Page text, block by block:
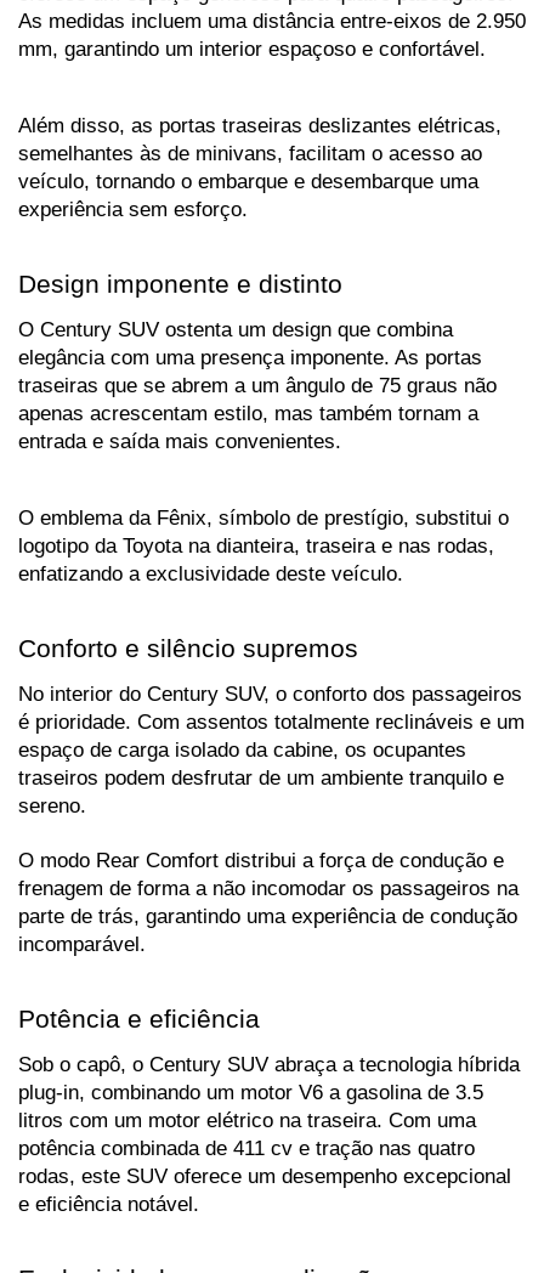
As medidas incluem uma distância entre-eixos de 2.950
mm, garantindo um interior espaçoso e confortável.
Além disso, as portas traseiras deslizantes elétricas,
semelhantes às de minivans, facilitam o acesso ao
veículo, tornando o embarque e desembarque uma
experiência sem esforço.
Design imponente e distinto
O Century SUV ostenta um design que combina
elegância com uma presença imponente. As portas
traseiras que se abrem a um ângulo de 75 graus não
apenas acrescentam estilo, mas também tornam a
entrada e saída mais convenientes.
O emblema da Fênix, símbolo de prestígio, substitui o
logotipo da Toyota na dianteira, traseira e nas rodas,
enfatizando a exclusividade deste veículo.
Conforto e silêncio supremos
No interior do Century SUV, o conforto dos passageiros
é prioridade. Com assentos totalmente reclináveis e um
espaço de carga isolado da cabine, os ocupantes
traseiros podem desfrutar de um ambiente tranquilo e
sereno.
O modo Rear Comfort distribui a força de condução e
frenagem de forma a não incomodar os passageiros na
parte de trás, garantindo uma experiência de condução
incomparável.
Potência e eficiência
Sob o capô, o Century SUV abraça a tecnologia híbrida
plug-in, combinando um motor V6 a gasolina de 3.5
litros com um motor elétrico na traseira. Com uma
potência combinada de 411 cv e tração nas quatro
rodas, este SUV oferece um desempenho excepcional
e eficiência notável.